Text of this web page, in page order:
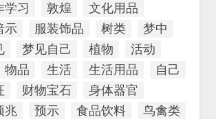
学习 敦煌
文化用品
示 服装饰品 树类
梦中
梦见自己 植物
活动
物品 生活 生活用品
自己
财物宝石
身体器官
兆 预示 食品饮料 鸟禽类